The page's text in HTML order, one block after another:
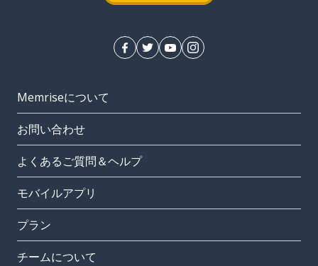
Memriseについて
お問い合わせ
よくあるご質問＆ヘルプ
モバイルアプリ
プラン
チームについて